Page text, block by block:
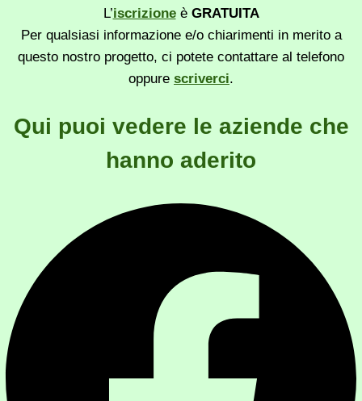
L’iscrizioneè GRATUITA
Per qualsiasi informazione e/o chiarimenti in merito a
questo nostro progetto, ci potete contattare al telefono
oppure scriverci.
Qui puoi vedere le aziende che
hanno aderito